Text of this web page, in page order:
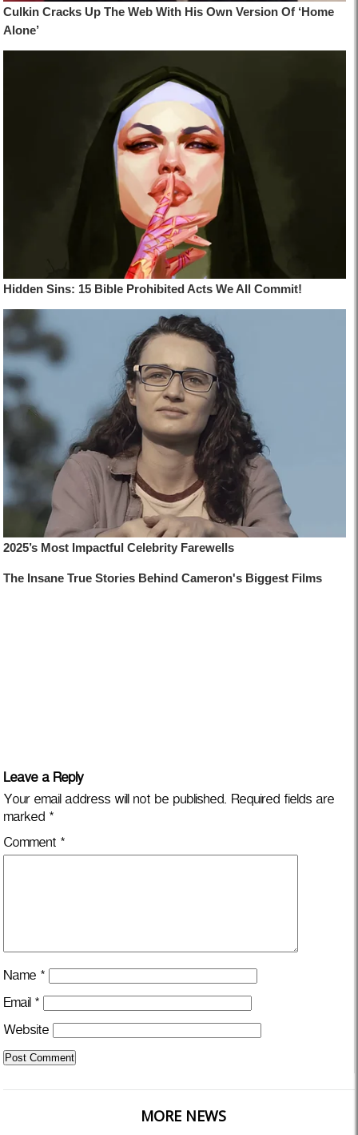
Leave a Reply
Your email address will not be published. Required fields are
marked *
Comment *
Name *
Email *
Website
MORE NEWS